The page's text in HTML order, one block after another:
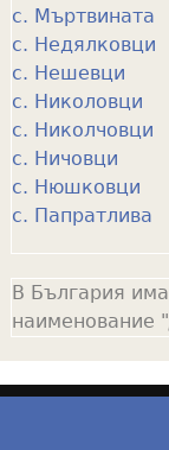
с. Мъртвината
с. Недялковци
с. Нешевци
с. Николовци
с. Николчовци
с. Ничовци
с. Нюшковци
с. Папратлива
a
g
e
В България
наименование "